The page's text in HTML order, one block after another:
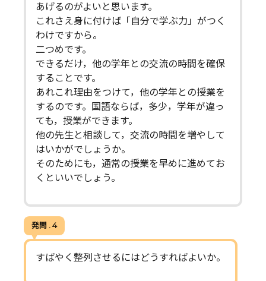
あげるのがよいと思います。
これさえ身に付けば「自分で学ぶ力」がつく
わけですから。
二つめです。
できるだけ，他の学年との交流の時間を確保
することです。
あれこれ理由をつけて，他の学年との授業を
するのです。国語ならば，多少，学年が違っ
ても，授業ができます。
他の先生と相談して，交流の時間を増やして
はいかがでしょうか。
そのためにも，通常の授業を早めに進めてお
くといいでしょう。
発問 . 4
すばやく整列させるにはどうすればよいか。